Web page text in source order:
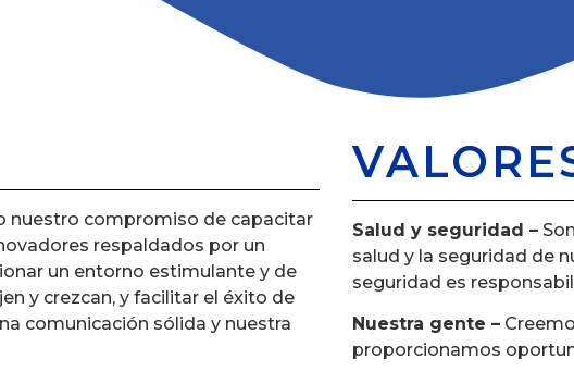
nuestro compromiso de capacitar
respaldados por un
un entorno estimulante y de
y crezcan, y facilitar el éxito de
comunicación sólida y nuestra
Salud y seguridad –
salud y la seguridad de
seguridad es
Nuestra gente –
proporcionamos